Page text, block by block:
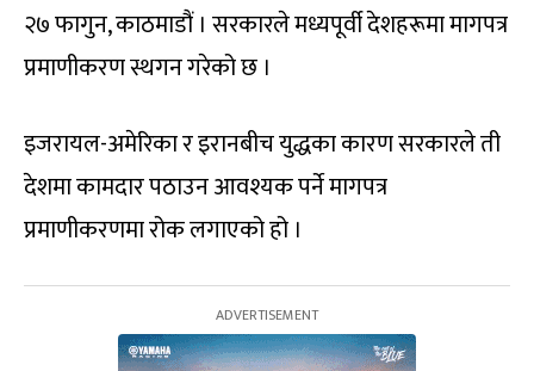
२७ फागुन, काठमाडौं । सरकारले मध्यपूर्वी देशहरूमा मागपत्र
प्रमाणीकरण स्थगन गरेको छ ।
इजरायल-अमेरिका र इरानबीच युद्धका कारण सरकारले ती
देशमा कामदार पठाउन आवश्यक पर्ने मागपत्र
प्रमाणीकरणमा रोक लगाएको हो ।